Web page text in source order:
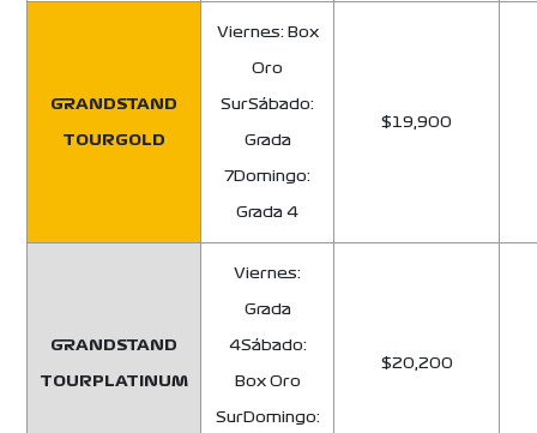
GRANDSTAND
TOURGOLD
Viernes: Box
Oro
SurSábado:
Grada
7Domingo:
Grada 4
$19,900
GRANDSTAND
TOURPLATINUM
Viernes:
Grada
4Sábado:
Box Oro
SurDomingo:
$20,200